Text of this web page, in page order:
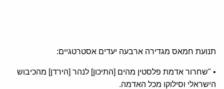
תנועת חמאס מגדירה ארבעה יעדים אסטרטגיים:
• "שחרור אדמת פלסטין מהים [התיכון] לנהר [הירדן] מהכיבוש
הישראלי וסילוקו מכל האדמה.